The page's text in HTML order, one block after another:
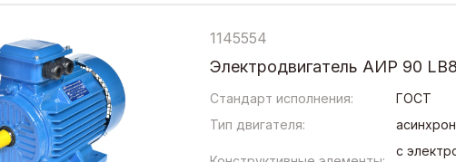
1145554
Электродвигатель АИР 90
Стандарт исполнения:
ГОСТ
Тип двигателя:
с